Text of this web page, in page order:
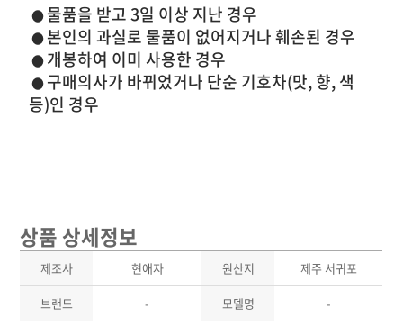
● 물품을 받고 3일 이상 지난 경우
●본인의 과실로 물품이 없어지거나 훼손된 경우
● 개봉하여 이미 사용한 경우
● 구매의사가 바뀌었거나 단순 기호차(맛, 향, 색
등)인 경우
상품 상세정보
제조사 현애자 원산지 제주 서귀포
브랜드 - 모델명 -